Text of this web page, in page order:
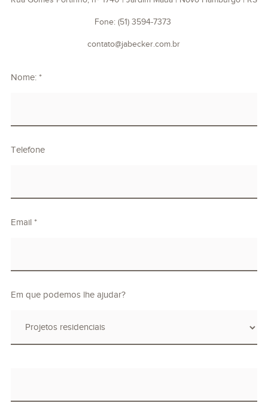
Fone: (51) 3594-7373
contato@jabecker.com.br
Nome: *
Telefone
Email *
Em que podemos lhe ajudar?